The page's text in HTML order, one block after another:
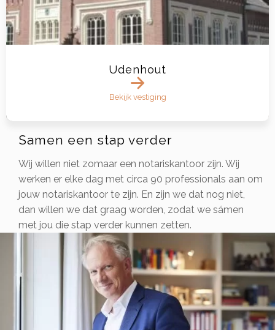
Udenhout
Bekijk vestiging
Samen een stap verder
Wij willen niet zomaar een notariskantoor zijn. Wij
werken er elke dag met circa 90 professionals aan om
jouw notariskantoor te zijn. En zijn we dat nog niet,
dan willen we dat graag worden, zodat we sámen
met jou die stap verder kunnen zetten.